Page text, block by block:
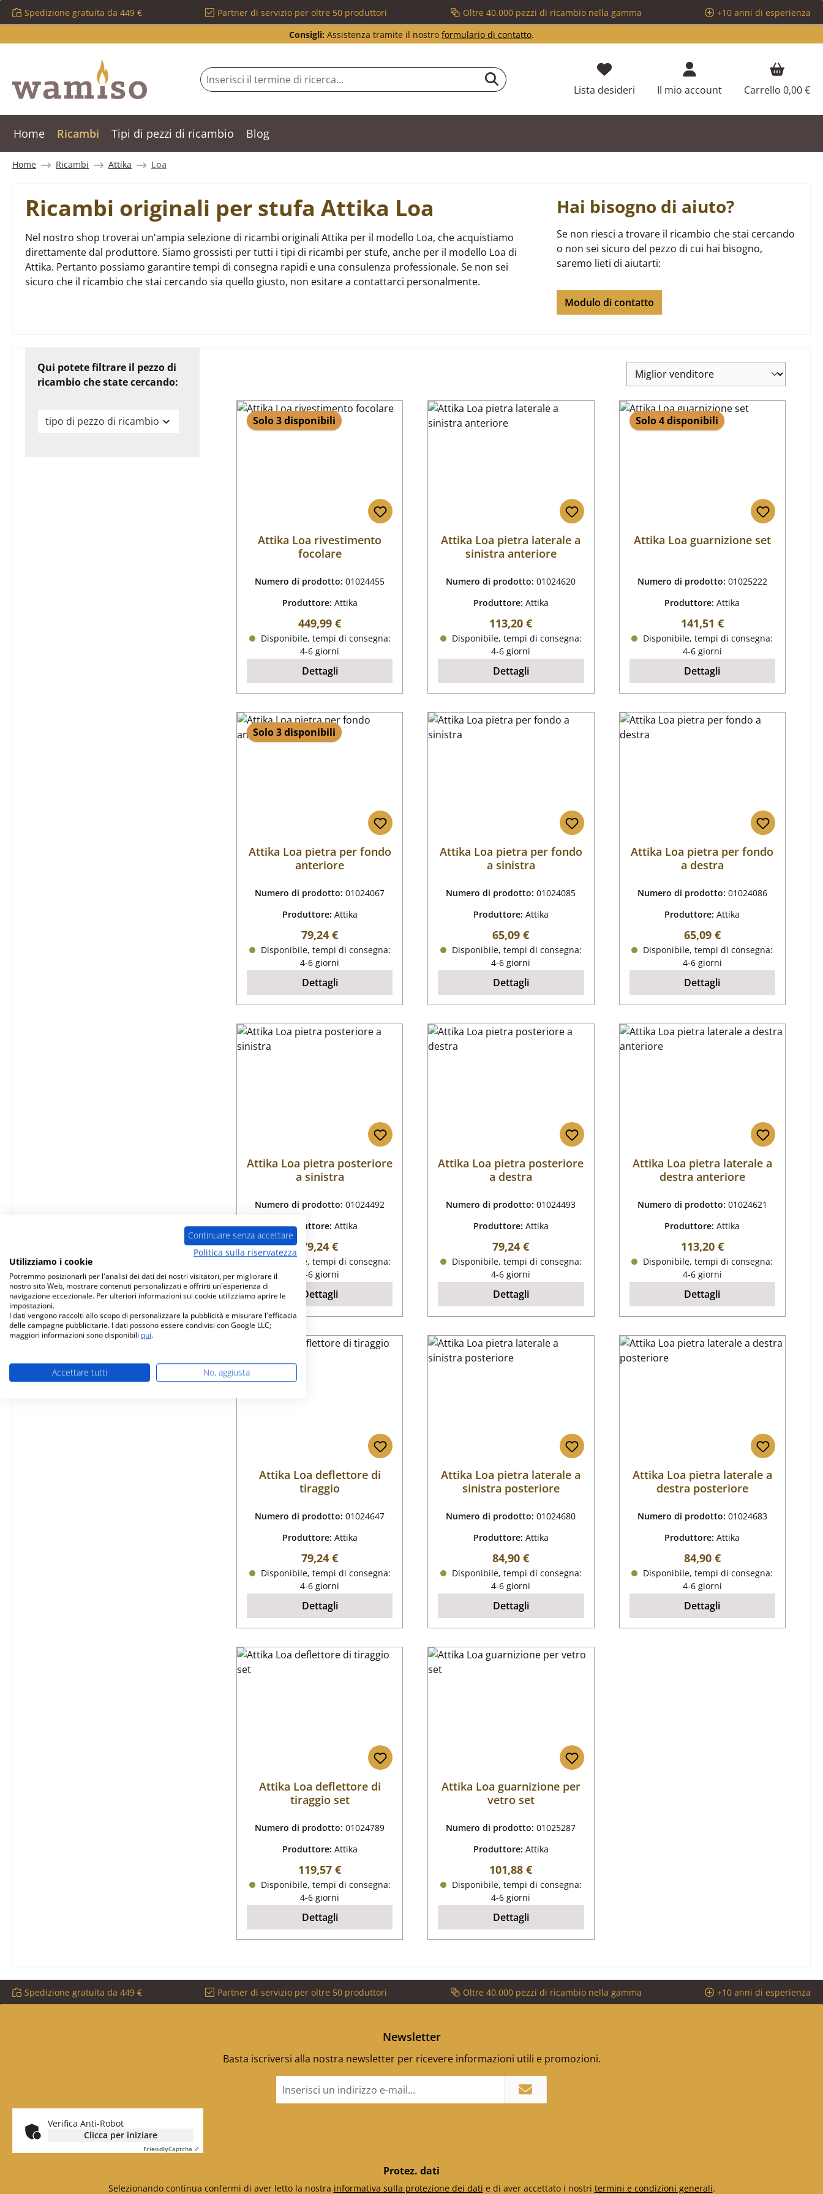
al contenuto principale
Salta alla ricerca
Passa alla navigazione principale
Spedizione gratuita da 449 € Partner di servizio per oltre 50 produttori Oltre 40.000 pezzi di ricambio nella gamma
+10 anni di esperienza
Consigli: Assistenza tramite il nostro formulario di contatto.
Lista desideri Hai 0 articoli nella lista dei desideri
Il mio account Carrello 0,00 €
Home Ricambi Tipi di pezzi di ricambio Blog
Home Ricambi Attika Loa
Ricambi originali per stufa Attika Loa
Nel nostro shop troverai un'ampia selezione di ricambi originali Attika per il modello Loa, che acquistiamo
direttamente dal produttore. Siamo grossisti per tutti i tipi di ricambi per stufe, anche per il modello Loa di
Attika. Pertanto possiamo garantire tempi di consegna rapidi e una consulenza professionale. Se non sei
sicuro che il ricambio che stai cercando sia quello giusto, non esitare a contattarci personalmente.
Hai bisogno di aiuto?
Se non riesci a trovare il ricambio che stai cercando
o non sei sicuro del pezzo di cui hai bisogno,
saremo lieti di aiutarti:
Modulo di contatto
Qui potete filtrare il pezzo di
ricambio che state cercando:
tipo di pezzo di ricambio Solo 3 disponibili
Attika Loa rivestimento
focolare
Numero di prodotto:01024455
Produttore: Attika
Prezzo normale:
449,99 €
Disponibile, tempi di consegna:
4-6 giorni
Dettagli
Attika Loa pietra laterale a
sinistra anteriore
Numero di prodotto:01024620
Produttore: Attika
Prezzo normale:
113,20 €
Disponibile, tempi di consegna:
4-6 giorni
Dettagli
Solo 4 disponibili
Attika Loa guarnizione set
Numero di prodotto: 01025222
Produttore:Attika
Prezzo normale:
141,51 €
Disponibile, tempi di consegna:
4-6 giorni
Dettagli
Solo 3 disponibili
Attika Loa pietra per fondo
anteriore
Numero di prodotto:01024067
Produttore: Attika
Prezzo normale:
79,24 €
Disponibile, tempi di consegna:
4-6 giorni
Dettagli
Attika Loa pietra per fondo
a sinistra
Numero di prodotto:01024085
Produttore: Attika
Prezzo normale:
65,09 €
Disponibile, tempi di consegna:
4-6 giorni
Dettagli
Attika Loa pietra per fondo
a destra
Numero di prodotto: 01024086
Produttore:Attika
Prezzo normale:
65,09 €
Disponibile, tempi di consegna:
4-6 giorni
Dettagli
Attika Loa pietra posteriore
a sinistra
Numero di prodotto:01024492
Produttore: Attika
Prezzo normale:
79,24 €
Disponibile, tempi di consegna:
4-6 giorni
Dettagli
Attika Loa pietra posteriore
a destra
Numero di prodotto:01024493
Produttore: Attika
Prezzo normale:
79,24 €
Disponibile, tempi di consegna:
4-6 giorni
Dettagli
Attika Loa pietra laterale a
destra anteriore
Numero di prodotto: 01024621
Produttore:Attika
Prezzo normale:
113,20 €
Disponibile, tempi di consegna:
4-6 giorni
Dettagli
Attika Loa deflettore di
tiraggio
Numero di prodotto:01024647
Produttore: Attika
Prezzo normale:
79,24 €
Disponibile, tempi di consegna:
4-6 giorni
Dettagli
Attika Loa pietra laterale a
sinistra posteriore
Numero di prodotto:01024680
Produttore: Attika
Prezzo normale:
84,90 €
Disponibile, tempi di consegna:
4-6 giorni
Dettagli
Attika Loa pietra laterale a
destra posteriore
Numero di prodotto: 01024683
Produttore:Attika
Prezzo normale:
84,90 €
Disponibile, tempi di consegna:
4-6 giorni
Dettagli
Attika Loa deflettore di
tiraggio set
Numero di prodotto:01024789
Produttore: Attika
Prezzo normale:
119,57 €
Disponibile, tempi di consegna:
4-6 giorni
Dettagli
Attika Loa guarnizione per
vetro set
Numero di prodotto:01025287
Produttore: Attika
Prezzo normale:
101,88 €
Disponibile, tempi di consegna:
4-6 giorni
Dettagli
Spedizione gratuita da 449 € Partner di servizio per oltre 50 produttori Oltre 40.000 pezzi di ricambio nella gamma +10 anni di esperienza
Newsletter
Basta iscriversi alla nostra newsletter per ricevere informazioni utili e promozioni.
e-
Verifica Anti-Robot
Clicca per iniziare
FriendlyCaptcha ⇗
Protez. dati
Selezionando continua confermi di aver letto la nostra informativa sulla protezione dei dati e di aver accettato i nostri termini e condizioni generali.
Continuare senza accettare
Politica sulla riservatezza
Utilizziamo i cookie
Potremmo posizionarli per l'analisi dei dati dei nostri visitatori, per migliorare il
nostro sito Web, mostrare contenuti personalizzati e offrirti un'esperienza di
navigazione eccezionale. Per ulteriori informazioni sui cookie utilizziamo aprire le
impostazioni.
I dati vengono raccolti allo scopo di personalizzare la pubblicità e misurare l'efficacia
delle campagne pubblicitarie. I dati possono essere condivisi con Google LLC;
maggiori informazioni sono disponibili qui.
Accettare tutti No, aggiusta